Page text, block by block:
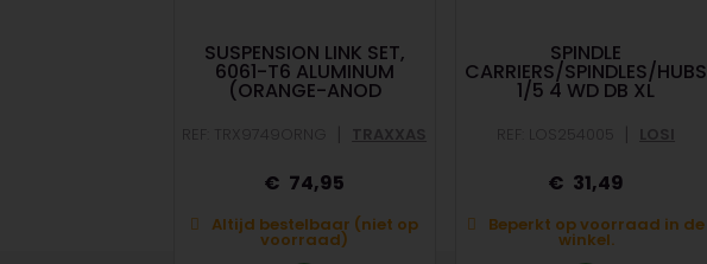
SUSPENSION LINK SET,
6061-T6 ALUMINUM
(ORANGE-ANOD
REF: TRX9749ORNG | TRAXXAS
74,95
Altijd bestelbaar (niet op
voorraad)
SPINDLE
CARRIERS/SPINDLES/HUBS
1/5 4 WD DB XL
REF: LOS254005 | LOSI
31,49
Beperkt op voorraad in de
winkel.